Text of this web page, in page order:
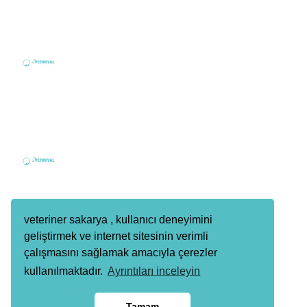
veteriner sakarya , kullanıcı deneyimini
geliştirmek ve internet sitesinin verimli
çalışmasını sağlamak amacıyla çerezler
kullanılmaktadır. Ayrıntıları inceleyin
Adres
YenidoğanMh. Yeni Bosna Cd. No:94 Adapazarı
/ Sakarya